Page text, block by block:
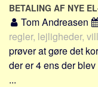
England.dk
Rusland.dk
JLKM.dk
Lande
BETALING AF NYE
Tom Andreasen
regler, lejligheder,
prøver at gøre det
der er 4 ens der
...